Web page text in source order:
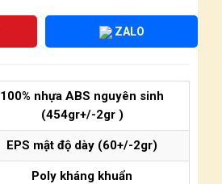
ZALO
100% nhựa ABS nguyên sinh
(454gr+/-2gr )
EPS mật độ dày (60+/-2gr)
Poly kháng khuẩn